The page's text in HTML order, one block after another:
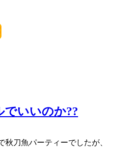
でいいのか??
秋刀魚パーティーでしたが、